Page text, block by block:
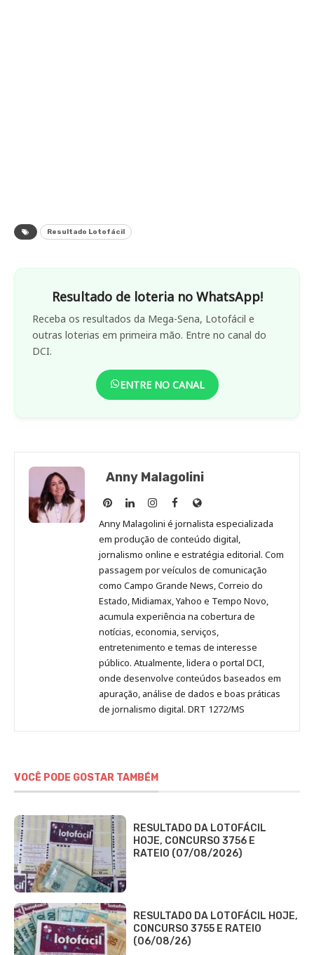
Resultado Lotofácil
Resultado de loteria no WhatsApp!
Receba os resultados da Mega-Sena, Lotofácil e
outras loterias em primeira mão. Entre no canal do
DCI.
ENTRE NO CANAL
Anny Malagolini
Anny
Malagolini
no
Pinterest
Anny
Malagolini
no
LinkedIn
Anny
Malagolini
no
Instagram
Anny
Malagolini
no
Facebook
Site
de
Anny
Malagolini
Anny Malagolini é jornalista especializada
em produção de conteúdo digital,
jornalismo online e estratégia editorial. Com
passagem por veículos de comunicação
como Campo Grande News, Correio do
Estado, Midiamax, Yahoo e Tempo Novo,
acumula experiência na cobertura de
notícias, economia, serviços,
entretenimento e temas de interesse
público. Atualmente, lidera o portal DCI,
onde desenvolve conteúdos baseados em
apuração, análise de dados e boas práticas
de jornalismo digital. DRT 1272/MS
VOCÊ PODE GOSTAR TAMBÉM
RESULTADO DA LOTOFÁCIL
HOJE, CONCURSO 3756 E
RATEIO (07/08/2026)
RESULTADO DA LOTOFÁCIL HOJE,
CONCURSO 3755 E RATEIO
(06/08/26)